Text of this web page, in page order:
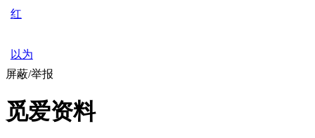
红
以为
屏蔽/举报
觅爱资料